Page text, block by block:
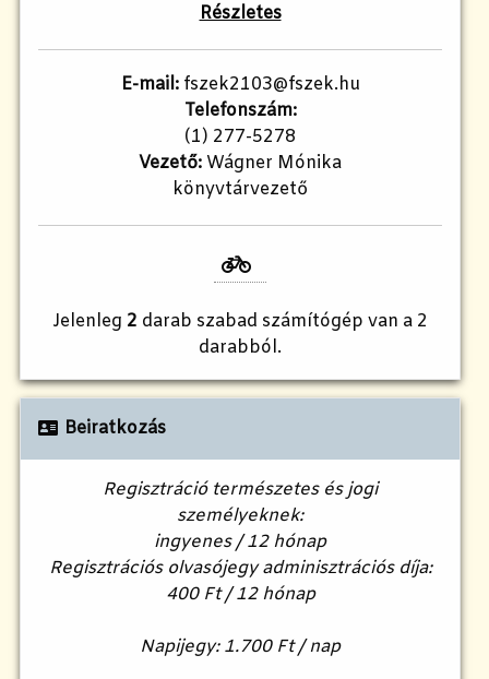
Részletes
E-mail:fszek2103@fszek.hu​
Telefonszám:
(1) 277-5278
Vezető: Wágner Mónika
könyvtárvezető
Jelenleg 2 darab szabad számítógép van a 2
darabból.
Beiratkozás
Regisztráció természetes és jogi
személyeknek:
ingyenes / 12 hónap
Regisztrációs olvasójegy adminisztrációs díja:
400 Ft / 12 hónap
Napijegy: 1.700 Ft / nap